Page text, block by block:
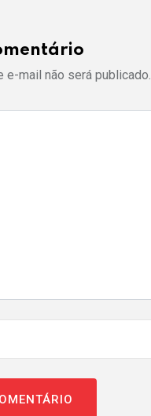
e-mail não será publicado.